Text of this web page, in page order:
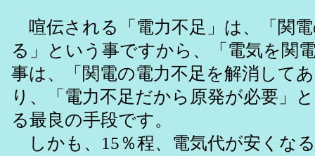
喧伝される「電力不足」は、「関
る」という事ですから、「電気を関
事は、「関電の電力不足を解消して
り、「電力不足だから原発が必要」
る最良の手段です。
しかも、15％程、電気代が安くな